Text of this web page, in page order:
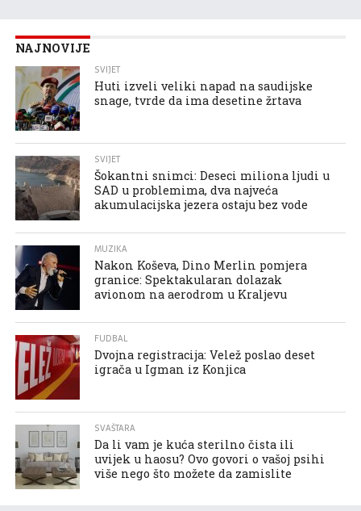
NAJNOVIJE
SVIJET
Huti izveli veliki napad na saudijske
snage, tvrde da ima desetine žrtava
SVIJET
Šokantni snimci: Deseci miliona ljudi u
SAD u problemima, dva najveća
akumulacijska jezera ostaju bez vode
MUZIKA
Nakon Koševa, Dino Merlin pomjera
granice: Spektakularan dolazak
avionom na aerodrom u Kraljevu
FUDBAL
Dvojna registracija: Velež poslao deset
igrača u Igman iz Konjica
SVAŠTARA
Da li vam je kuća sterilno čista ili
uvijek u haosu? Ovo govori o vašoj psihi
više nego što možete da zamislite